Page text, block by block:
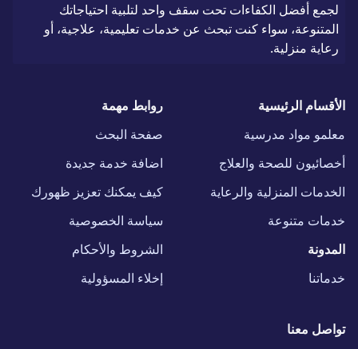
لجمع أفضل الكفاءات تحت سقف واحد لتلبية احتياجاتك
المتنوعة، سواء كنت تبحث عن خدمات تعليمية، علاجية، أو
رعاية منزلية.
الأقسام الرئيسية
معلمو مواد مدرسية
أخصائيون للصحة والعلاج
الخدمات المنزلية والرعاية
خدمات متنوعة
المدونة
خدماتنا
روابط مهمة
صفحة البحث
اضافة خدمة جديدة
كيف يمكنك تعزيز ظهورك
سياسة الخصوصية
الشروط والأحكام
إخلاء المسؤولية
تواصل معنا